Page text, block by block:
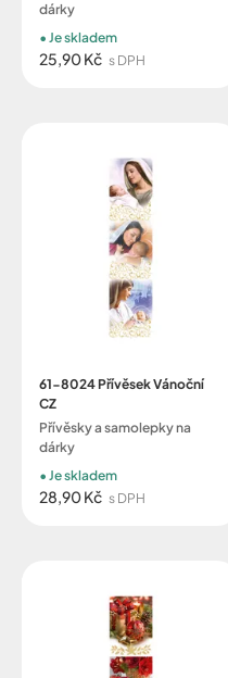
dárky
25,90 Kč s DPH
Je skladem
61-8024 Přívěsek Vánoční
CZ
Přívěsky a samolepky na
dárky
28,90 Kč s DPH
Je skladem